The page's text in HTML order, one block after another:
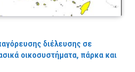
διέλευσης σε
οικοσυστήματα, πάρκα και